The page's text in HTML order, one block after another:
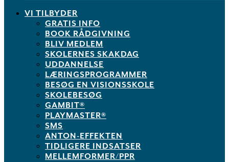
VI TILBYDER
GRATIS INFO
BOOK RÅDGIVNING
BLIV MEDLEM
SKOLERNES SKAKDAG
UDDANNELSE
LÆRINGSPROGRAMMER
BESØG EN VISIONSSKOLE
SKOLEBESØG
GAMBIT®
PLAYMASTER®
SMS
ANTON-EFFEKTEN
TIDLIGERE INDSATSER
MELLEMFORMER/PPR